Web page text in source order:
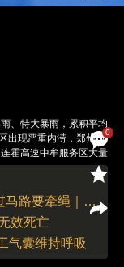
0
、特大暴雨，累积平均
出现严重内涝，郑州市
霍高速中牟服务区大量
郑州最大暴雨袭城：城区一片汪洋，过马路要牵绳｜读图
效死亡
气囊维持呼吸